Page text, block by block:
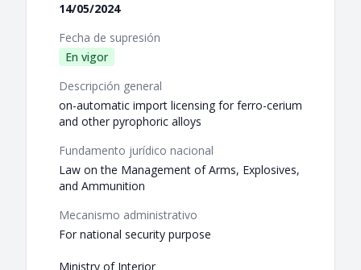
14/05/2024
Fecha de supresión
En vigor
Descripción general
on-automatic import licensing for ferro-cerium
and other pyrophoric alloys
Fundamento jurídico nacional
Law on the Management of Arms, Explosives,
and Ammunition
Mecanismo administrativo
For national security purpose
Ministry of Interior